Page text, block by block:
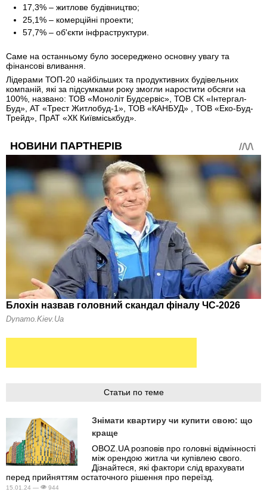
17,3% – житлове будівництво;
25,1% – комерційні проекти;
57,7% – об'єкти інфраструктури.
Саме на останньому було зосереджено основну увагу та
фінансові вливання.
Лідерами ТОП-20 найбільших та продуктивних будівельних
компаній, які за підсумками року змогли наростити обсяги на
100%, названо: ТОВ «Моноліт Будсервіс», ТОВ СК «Інтергал-
Буд», АТ «Трест Житлобуд-1», ТОВ «КАНБУД» , ТОВ «Еко-Буд-
Трейд», ПрАТ «ХК Київміськбуд».
Статьи по теме
Знімати квартиру чи купити свою: що
краще
OBOZ.UA розповів про головні відмінності
між орендою житла чи купівлею свого.
Дізнайтеся, які фактори слід врахувати
перед прийняттям остаточного рішення про переїзд.
15.01.24 — 944